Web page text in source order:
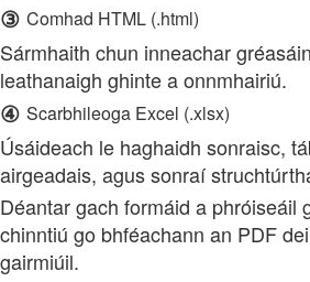
③ Comhad HTML (.html)
Sármhaith chun inneachar
leathanaigh ghinte a onnmhairiú.
④ Scarbhileoga Excel (.xlsx)
Úsáideach le haghaidh sonraisc,
airgeadais, agus sonraí
Déantar gach formáid a phróiseáil
chinntiú go bhféachann an PDF
gairmiúil.